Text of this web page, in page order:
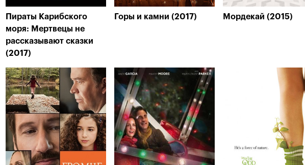
Пираты Карибского
моря: Мертвецы не
рассказывают сказки
(2017)
Горы и камни (2017) Мордекай (2015)